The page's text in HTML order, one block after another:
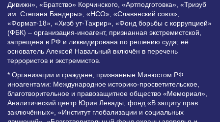
Дивижн», «Братство» Корчинского, «Артподготовка», «Тризуб
им. Степана Бандеры», «НСО», «Славянский союз»,
«Формат-18», «Хизб ут-Тахрир», «Фонд борьбы с коррупцией»
(ФБК) – организация-иноагент, признанная экстремистской,
запрещена в РФ и ликвидирована по решению суда; её
основатель Алексей Навальный включён в перечень
террористов и экстремистов.
* Организации и граждане, признанные Минюстом РФ
иноагентами: Международное историко-просветительское,
благотворительное и правозащитное общество «Мемориал»,
Аналитический центр Юрия Левады, фонд «В защиту прав
заключённых», «Институт глобализации и социальных